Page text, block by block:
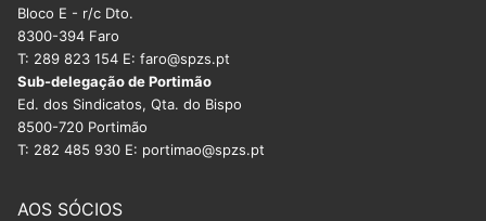
Bloco E - r/c Dto.
8300-394 Faro
T: 289 823 154 E: faro@spzs.pt
Sub-delegação de Portimão
Ed. dos Sindicatos, Qta. do Bispo
8500-720 Portimão
T: 282 485 930 E: portimao@spzs.pt
AOS SÓCIOS